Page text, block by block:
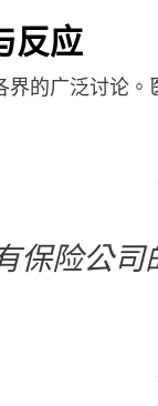
反应
界的广泛讨论
保险公